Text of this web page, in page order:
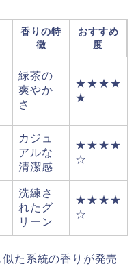
香りの特
徴
おすすめ
度
緑茶の
爽やか
さ
★★★★
★
カジュ
アルな
清潔感
★★★★
☆
洗練さ
れたグ
リーン
★★★★
☆
た系統の香りが発売